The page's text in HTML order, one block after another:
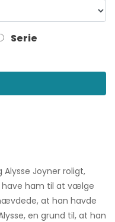
Serie
Alysse Joyner roligt,
have ham til at vælge
at han havde
en grund til, at han